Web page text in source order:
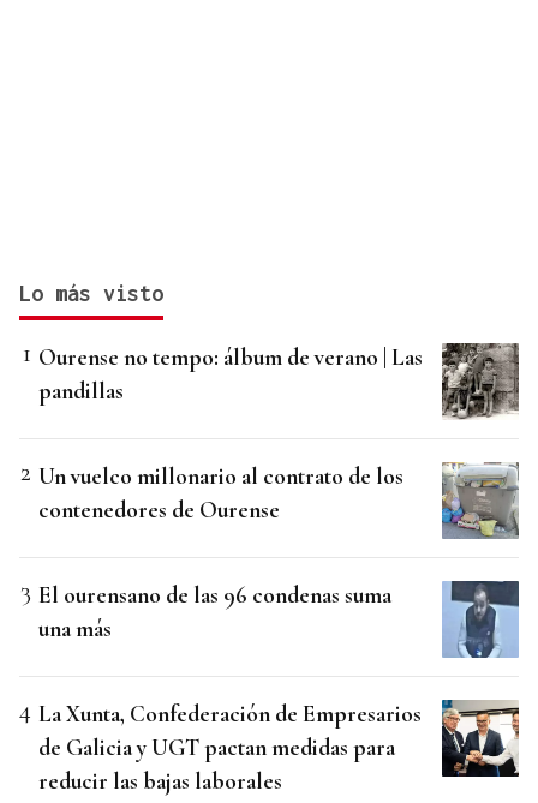
Lo más visto
Ourense no tempo: álbum de verano | Las
pandillas
Un vuelco millonario al contrato de los
contenedores de Ourense
El ourensano de las 96 condenas suma
una más
La Xunta, Confederación de Empresarios
de Galicia y UGT pactan medidas para
reducir las bajas laborales